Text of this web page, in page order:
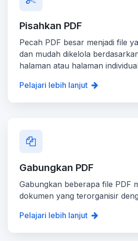
Pisahkan PDF
Pecah PDF besar menjadi file
dan mudah dikelola
halaman atau halaman
Pelajari lebih lanjut
Gabungkan PDF
Gabungkan beberapa file PDF
dokumen yang terorganisir
Pelajari lebih lanjut